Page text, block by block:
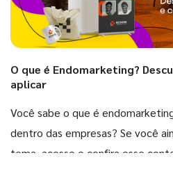
O que é Endomarketing?
aplicar
Você sabe o que é
dentro das empresas? Se você
tema, acesse e confira esse